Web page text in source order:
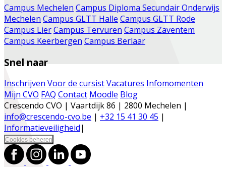
Campus Mechelen Campus Diploma Secundair Onderwijs
Mechelen Campus GLTT Halle Campus GLTT Rode
Campus LierCampus Tervuren Campus Zaventem
Campus Keerbergen Campus Berlaar
Snel naar
Inschrijven Voor de cursistVacatures Infomomenten
Mijn CVO FAQ Contact Moodle Blog
Crescendo CVO | Vaartdijk 86 | 2800 Mechelen |
info@crescendo-cvo.be | +32 15 41 30 45 |
Informatieveiligheid|
Cookies beheren